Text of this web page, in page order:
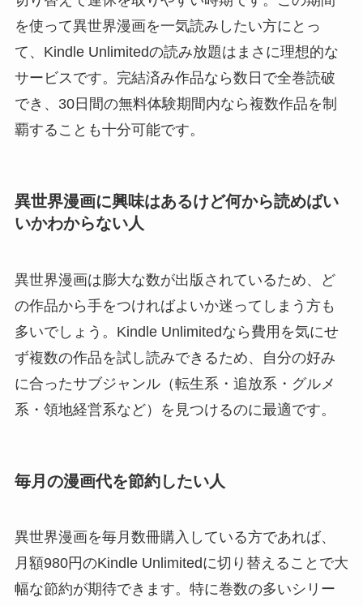
を使って異世界漫画を一気読みしたい方にとっ
て、Kindle Unlimitedの読み放題はまさに理想的な
サービスです。完結済み作品なら数日で全巻読破
でき、30日間の無料体験期間内なら複数作品を制
覇することも十分可能です。
異世界漫画に興味はあるけど何から読めばい
いかわからない人
異世界漫画は膨大な数が出版されているため、ど
の作品から手をつければよいか迷ってしまう方も
多いでしょう。Kindle Unlimitedなら費用を気にせ
ず複数の作品を試し読みできるため、自分の好み
に合ったサブジャンル（転生系・追放系・グルメ
系・領地経営系など）を見つけるのに最適です。
毎月の漫画代を節約したい人
異世界漫画を毎月数冊購入している方であれば、
月額980円のKindle Unlimitedに切り替えることで大
幅な節約が期待できます。特に巻数の多いシリー